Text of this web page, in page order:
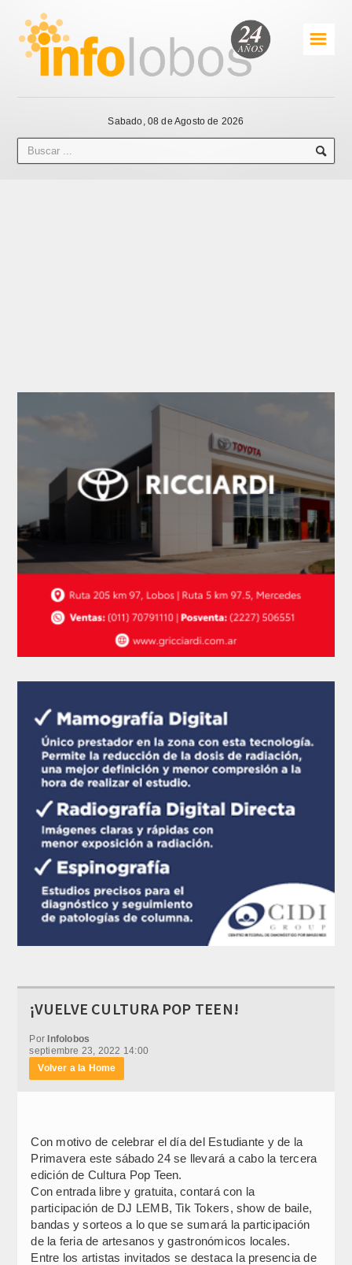
☰
Sabado, 08 de Agosto de 2026
¡VUELVE CULTURA POP TEEN!
PorInfolobos
septiembre 23, 2022 14:00
Volver a la Home
Con motivo de celebrar el día del Estudiante y de la
Primavera este sábado 24 se llevará a cabo la tercera
edición de Cultura Pop Teen.
Con entrada libre y gratuita, contará con la
participación de DJ LEMB, Tik Tokers, show de baile,
bandas y sorteos a lo que se sumará la participación
de la feria de artesanos y gastronómicos locales.
Entre los artistas invitados se destaca la presencia de